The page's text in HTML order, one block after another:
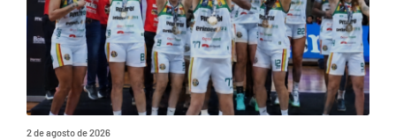
2 de agosto de 2026